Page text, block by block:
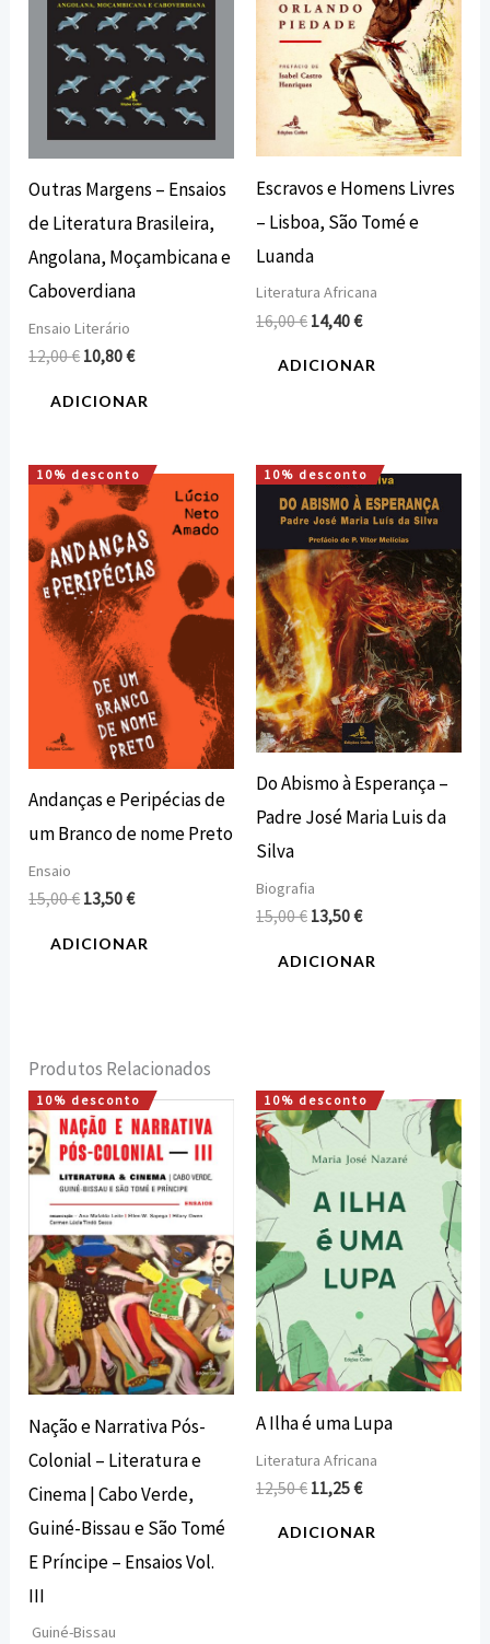
Outras Margens – Ensaios
de Literatura Brasileira,
Angolana, Moçambicana e
Caboverdiana
Ensaio Literário
12,00€ 10,80€
ADICIONAR
Escravos e Homens Livres
– Lisboa, São Tomé e
Luanda
Literatura Africana
16,00€ 14,40€
ADICIONAR
10% desconto
Andanças e Peripécias de
um Branco de nome Preto
Ensaio
15,00€
O
preço
original
era:
15,00 €.
13,50€
O
preço
atual
é:
13,50 €.
ADICIONAR
10% desconto
Do Abismo à Esperança –
Padre José Maria Luis da
Silva
Biografia
15,00€
O
preço
original
era:
15,00 €.
13,50€
O
preço
atual
é:
13,50 €.
ADICIONAR
Produtos Relacionados
10% desconto
Nação e Narrativa Pós-
Colonial – Literatura e
Cinema | Cabo Verde,
Guiné-Bissau e São Tomé
E Príncipe – Ensaios Vol.
III
Guiné-Bissau
O
preço
original
era:
15,00 €.
O
preço
atual
é:
13,50 €.
10% desconto
A Ilha é uma Lupa
Literatura Africana
12,50€
O
preço
original
era:
12,50 €.
11,25€
O
preço
atual
11,25 €.
ADICIONAR